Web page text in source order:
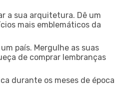
a sua arquitetura. Dê um
mais emblemáticos da
país. Mergulhe as suas
de comprar lembranças
durante os meses de época